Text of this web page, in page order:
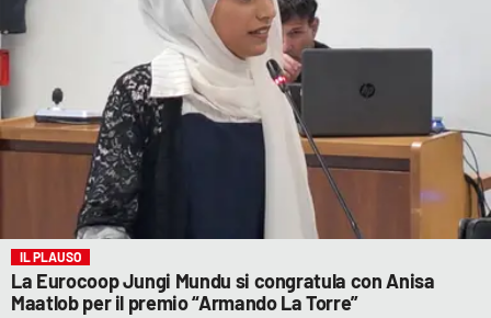
IL PLAUSO
La Eurocoop Jungi Mundu si congratula con Anisa
Maatlob per il premio “Armando La Torre”